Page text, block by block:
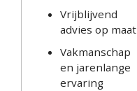
Vrijblijvend
advies op maat
Vakmanschap
en jarenlange
ervaring